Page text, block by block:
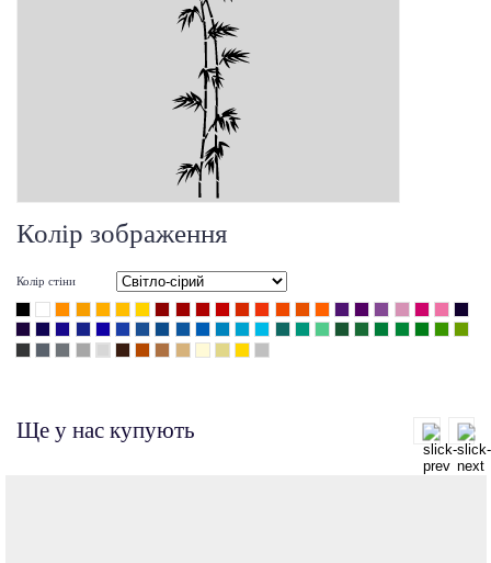
Колір зображення
Колір стіни
Ще у нас купують